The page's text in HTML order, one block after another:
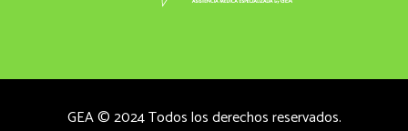
GEA © 2024 Todos los derechos reservados.